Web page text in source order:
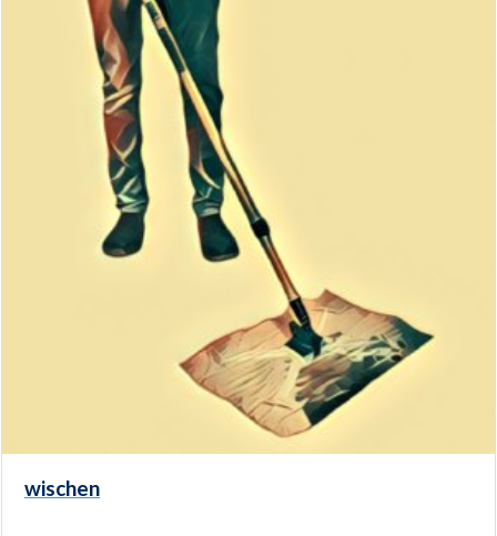
wischen